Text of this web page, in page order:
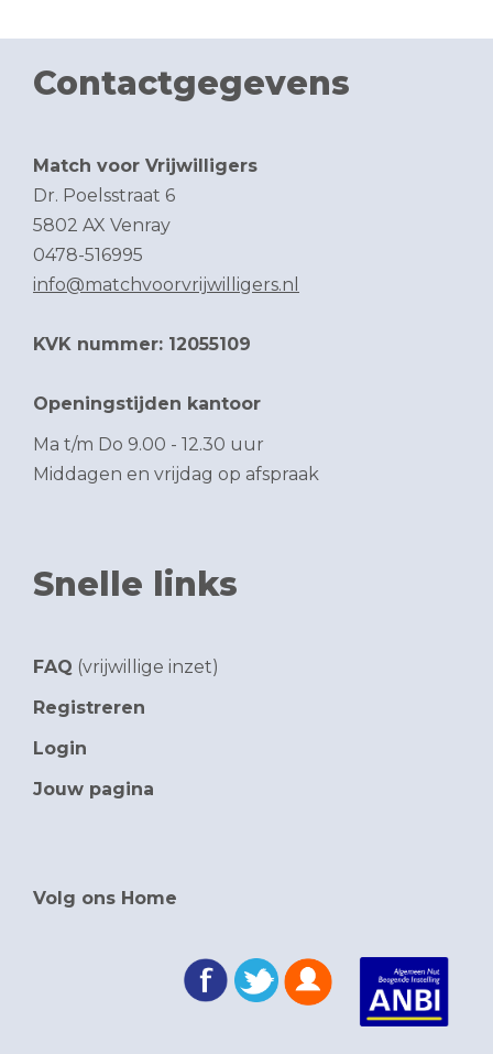
Contactgegevens
Match voor Vrijwilligers
Dr. Poelsstraat 6
5802 AX Venray
0478-516995
info@matchvoorvrijwilligers.nl
KVK nummer: 12055109
Openingstijden kantoor
Ma t/m Do 9.00 - 12.30 uur
Middagen en vrijdag op afspraak
Snelle links
FAQ (vrijwillige inzet)
Registreren
Login
Jouw pagina
Volg ons Home